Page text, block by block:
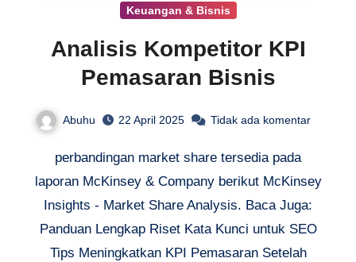
Keuangan & Bisnis
Analisis Kompetitor KPI
Pemasaran Bisnis
Abuhu 22 April 2025 Tidak ada komentar
perbandingan market share tersedia pada
laporan McKinsey & Company berikut McKinsey
Insights - Market Share Analysis. Baca Juga:
Panduan Lengkap Riset Kata Kunci untuk SEO
Tips Meningkatkan KPI Pemasaran Setelah